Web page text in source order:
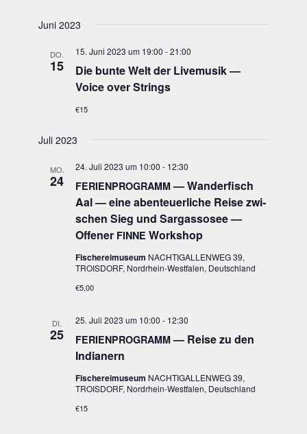
Juni 2023
DO.
15
Die bun­te Welt der Live­mu­sik —
Voice over Strings
15. Juni 2023 um 19:00 -21:00
€15
Juli 2023
MO.
24 FERIENPROGRAMM— Wan­der­fisch
Aal — eine aben­teu­er­li­che Rei­se zwi­
schen Sieg und Sar­gas­so­see —
Offe­ner FINNE Workshop
24. Juli 2023 um 10:00 - 12:30
Fischereimuseum NACHTIGALLENWEG 39,
TROISDORF, Nordrhein-Westfalen, Deutschland
€5,00
DI.
25 FERIENPROGRAMM— Rei­se zu den
Indianern
25. Juli 2023 um 10:00 - 12:30
Fischereimuseum NACHTIGALLENWEG 39,
TROISDORF, Nordrhein-Westfalen, Deutschland
€15